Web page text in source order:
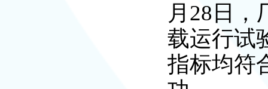
月28日，
载运行试
指标均符